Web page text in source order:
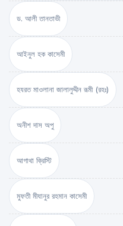
ড. আলী তানতাভী
আইনুল হক কাসেমী
হযরত মাওলানা জালালুদ্দীন রূমী (রহঃ)
অনীশ দাস অপু
আগাথা ক্রিস্টি
মুফতী মীযানুর রহমান কাসেমী